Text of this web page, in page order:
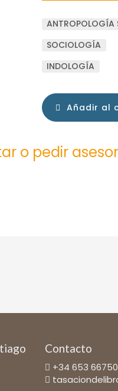
ANTROPOLOGÍA
SOCIOLOGÍA
INDOLOGÍA
Añadir al
o pedir
Contacto
+34 653